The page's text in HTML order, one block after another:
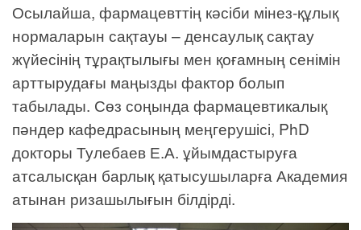
Осылайша, фармацевттің кәсіби мінез-құлық
нормаларын сақтауы – денсаулық сақтау
жүйесінің тұрақтылығы мен қоғамның сенімін
арттырудағы маңызды фактор болып
табылады. Сөз соңында фармацевтикалық
пәндер кафедрасының меңгерушісі, PhD
докторы Тулебаев Е.А. ұйымдастыруға
атсалысқан барлық қатысушыларға Академия
атынан ризашылығын білдірді.